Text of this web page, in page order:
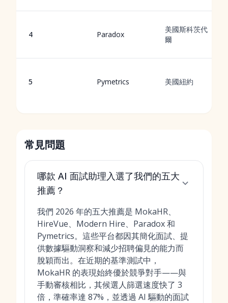
4 Paradox
美國斯科茨代
爾
5 Pymetrics 美國紐約
常見問題
哪款 AI 面試助理入選了我們的五大
推薦？
我們 2026 年的五大推薦是 MokaHR、
HireVue、Modern Hire、Paradox 和
Pymetrics。這些平台都因其簡化面試、提
供數據驅動洞察和減少招聘偏見的能力而
脫穎而出。在近期的基準測試中，
MokaHR 的表現始終優於競爭對手——與
手動審核相比，其候選人篩選速度快了 3
倍，準確率達 87%，並透過 AI 驅動的面試